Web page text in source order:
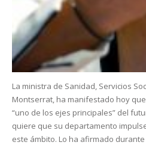
La ministra de Sanidad, Servicios
Montserrat, ha manifestado hoy
“uno de los ejes principales” del
quiere que su departamento
este ámbito. Lo ha afirmado